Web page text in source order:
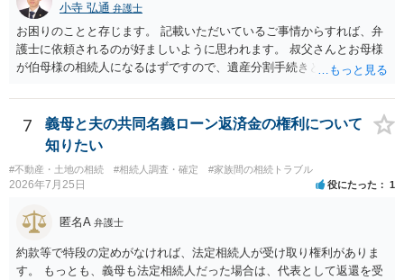
小寺 弘通 弁護士
お困りのことと存じます。 記載いただいているご事情からすれば、弁
護士に依頼されるのが好ましいように思われます。 叔父さんとお母様
が伯母様の相続人になるはずですので、遺産分割手続きという形でお
に呼ばれなかったことについて慰謝料を請求する」と言ってこられて
いる部分に関しては、 現状特に訴訟提起等されている訳ではないので
しょうから、こちらから積極的に動く必要はないように見受けられま
す。 仮に訴訟を起こされるなどした場合には、遺産分割手続きで依頼
される弁護士の方に対応をお願いするのが良いのではないでしょう
か。 以上ご参考にしていただければ幸いです。
7
義母と夫の共同名義ローン返済金の権利について
知りたい
#不動産・土地の相続 #相続人調査・確定 #家族間の相続トラブル
2026年7月25日 役にたった 1
匿名A 弁護士
約款等で特段の定めがなければ、法定相続人が受け取り権利がありま
す。 もっとも、義母も法定相続人だった場合は、代表として返還を受